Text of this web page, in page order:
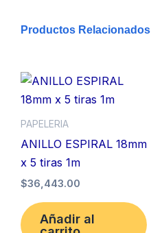
8001
Productos Relacionados
PAPELERIA
ANILLO ESPIRAL 18mm
x 5 tiras 1m
$36,443.00
Añadir al